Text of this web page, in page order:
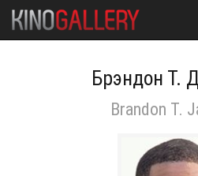
Брэндон Т.
Brandon T.